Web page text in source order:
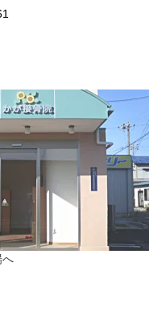
へ